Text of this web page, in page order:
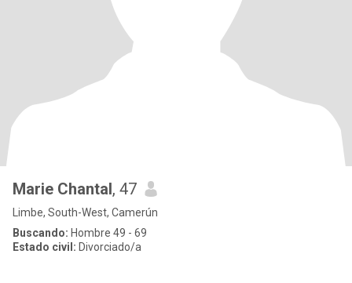
Marie Chantal, 47
Limbe, South-West, Camerún
Buscando: Hombre 49 - 69
Estado civil: Divorciado/a